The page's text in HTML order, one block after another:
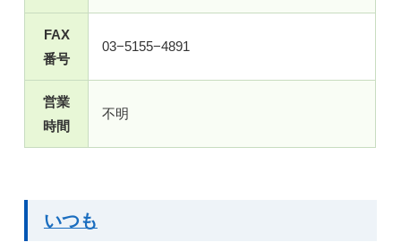
FAX
番号
03−5155−4891
営業
時間
不明
いつも